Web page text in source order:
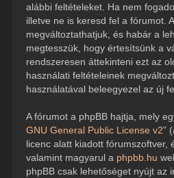
alábbi feltételeket. Ha nem
illetve ne is keresd fel a fórumot.
megváltoztathatjuk, és habár a
megtesszük, hogy értesítsünk a
rendszeresen áttekinteni ezt az
használati feltételeinek
használatával beleegyezel az új
A fórumot a phpBB hajtja, mely egy
GNU General Public License v2”
licenc alatt kiadott fórumszoftver,
valamint magyarul a phpbb.hu
phpBB csak lehetőséget nyújt az